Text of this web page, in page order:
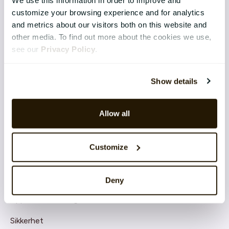
customize your browsing experience and for analytics
and metrics about our visitors both on this website and
other media. To find out more about the cookies we use,
see our Privacy Policy
Show details
Allow all
Customize
Deny
Continuous Performance
Competence & Learning
Talent & Succession
TEKNOLOGI & TJENESTER
Sikkerhet